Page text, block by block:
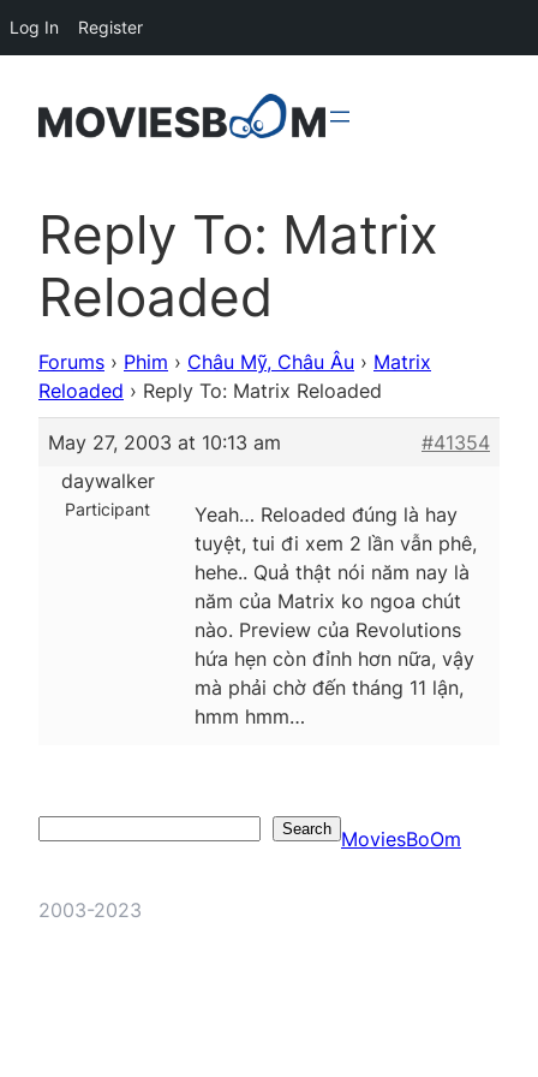
Reply To: Matrix
Reloaded
Forums › Phim › Châu Mỹ, Châu Âu › Matrix
Reloaded › Reply To: Matrix Reloaded
May 27, 2003 at 10:13 am
#41354
daywalker
Participant
Yeah… Reloaded đúng là hay
tuyệt, tui đi xem 2 lần vẫn phê,
hehe.. Quả thật nói năm nay là
năm của Matrix ko ngoa chút
nào. Preview của Revolutions
hứa hẹn còn đỉnh hơn nữa, vậy
mà phải chờ đến tháng 11 lận,
hmm hmm…
Search MoviesBoOm
2003-2023
Log In Register